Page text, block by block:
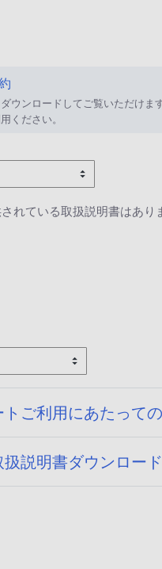
ウンロードしてご覧いただけま
ください。
れている取扱説明書はあり
ご利用にあたって
扱説明書ダウンロー